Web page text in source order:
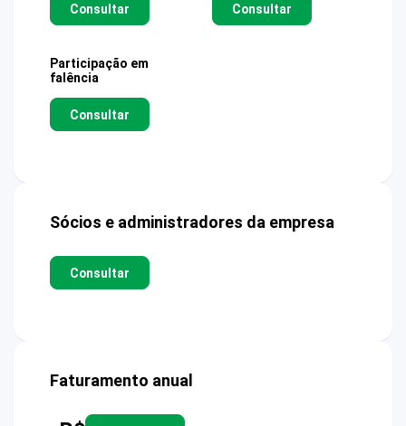
Consultar Consultar
Participação em
falência
Consultar
Sócios e administradores da empresa
Consultar
Faturamento anual